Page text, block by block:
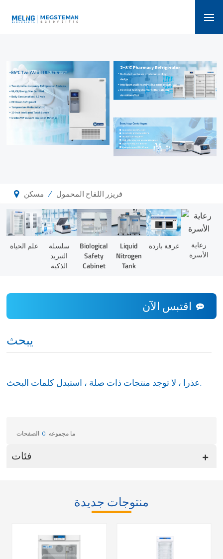
مسكن / فريزر اللقاح المحمول
علم الحياة
سلسلة
التبريد
الذكية
Biological
Safety
Cabinet
Liquid
Nitrogen
Tank
غرفة باردة
رعاية
الأسرة
اقتبس الآن
يبحث
عذرا ، لا توجد منتجات ذات صلة ، استبدل كلمات البحث.
ما مجموعه 0 الصفحات
فئات
منتوجات جديدة